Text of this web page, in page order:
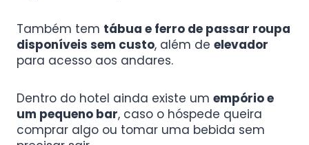
Também tem tábua e ferro de passar roupa
disponíveis sem custo, além de elevador
para acesso aos andares.
Dentro do hotel ainda existe um empório e
um pequeno bar, caso o hóspede queira
comprar algo ou tomar uma bebida sem